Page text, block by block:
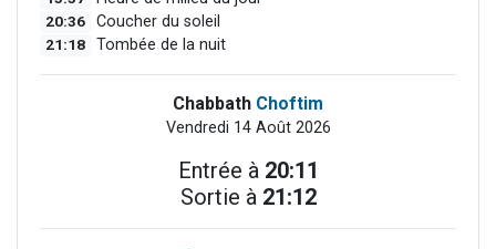
20:36 Coucher du soleil
21:18 Tombée de la nuit
Chabbath Choftim
Vendredi 14 Août 2026
Entrée à 20:11
Sortie à 21:12